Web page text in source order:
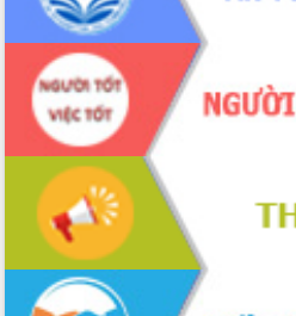
Phó Chủ tịch UBND tỉnh Đắk Lắk
Trương Công Thái kiểm tra thực địa
Dự án cao tốc Khánh Hòa - Buôn Ma
Thuột
Định vị cà phê Việt Nam như một “di
sản sống” trong dòng chảy toàn cầu
Xây dựng nông thôn mới: Nâng cao đời
sống người dân từ những mô hình thiết
thực
Quyết liệt tháo gỡ vướng mắc, đẩy
nhanh tiến độ các dự án trọng điểm
trong Khu kinh tế Nam Phú Yên